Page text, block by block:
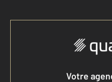
Votre